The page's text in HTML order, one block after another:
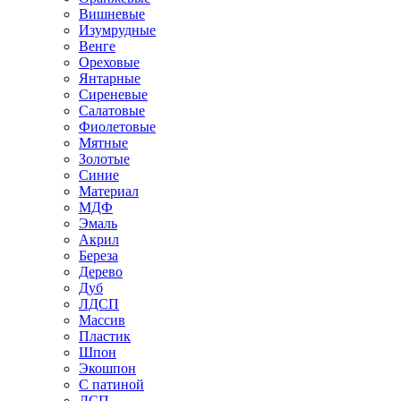
Вишневые
Изумрудные
Венге
Ореховые
Янтарные
Сиреневые
Салатовые
Фиолетовые
Мятные
Золотые
Синие
Материал
МДФ
Эмаль
Акрил
Береза
Дерево
Дуб
ЛДСП
Массив
Пластик
Шпон
Экошпон
С патиной